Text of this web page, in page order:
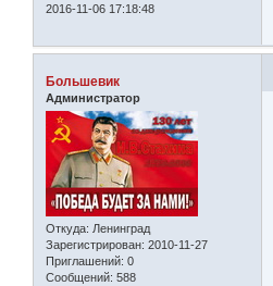
2016-11-06 17:18:48
Большевик
Администратор
Откуда: Ленинград
Зарегистрирован: 2010-11-27
Приглашений: 0
Сообщений: 588